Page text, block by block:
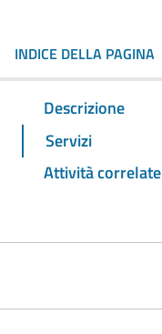
INDICE DELLA PAGINA
Descrizione
Servizi
Attività correlate